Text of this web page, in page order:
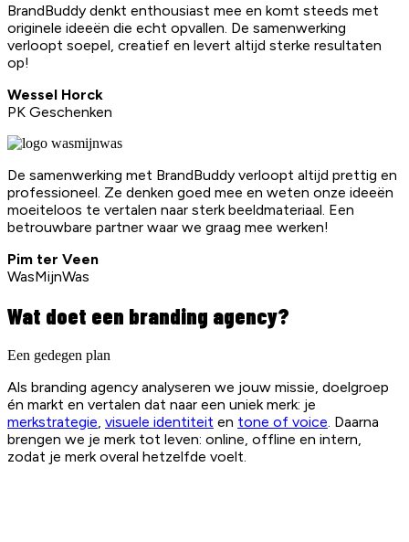
BrandBuddy denkt enthousiast mee en komt steeds met
originele ideeën die echt opvallen. De samenwerking
verloopt soepel, creatief en levert altijd sterke resultaten
op!
Wessel Horck
PK Geschenken
De samenwerking met BrandBuddy verloopt altijd prettig en
professioneel. Ze denken goed mee en weten onze ideeën
moeiteloos te vertalen naar sterk beeldmateriaal. Een
betrouwbare partner waar we graag mee werken!
Pim ter Veen
WasMijnWas
Wat doet een branding agency?
Een gedegen plan
Als branding agency analyseren we jouw missie, doelgroep
én markt en vertalen dat naar een uniek merk: je
merkstrategie, visuele identiteit en tone of voice. Daarna
brengen we je merk tot leven: online, offline en intern,
zodat je merk overal hetzelfde voelt.